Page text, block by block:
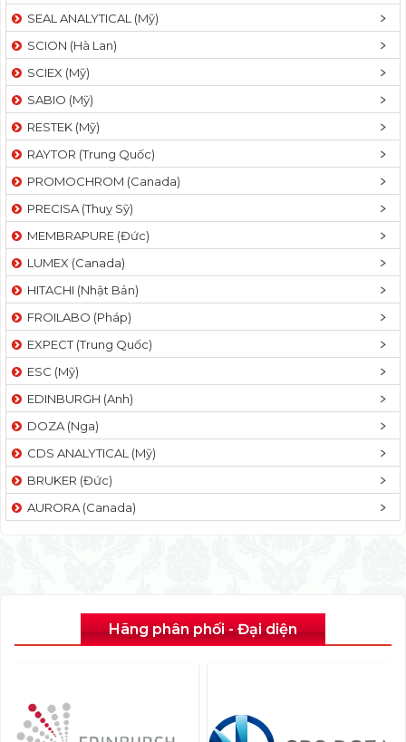
SEAL ANALYTICAL (Mỹ)
SCION (Hà Lan)
SCIEX (Mỹ)
SABIO (Mỹ)
RESTEK (Mỹ)
RAYTOR (Trung Quốc)
PROMOCHROM (Canada)
PRECISA (Thuỵ Sỹ)
MEMBRAPURE (Đức)
LUMEX (Canada)
HITACHI (Nhật Bản)
FROILABO (Pháp)
EXPECT (Trung Quốc)
ESC (Mỹ)
EDINBURGH (Anh)
DOZA (Nga)
CDS ANALYTICAL (Mỹ)
BRUKER (Đức)
AURORA (Canada)
Hãng phân phối - Đại diện